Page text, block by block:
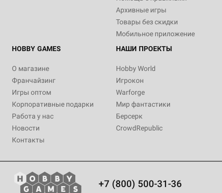
Архивные игры
Товары без скидки
Мобильное приложение
HOBBY GAMES
О магазине
Франчайзинг
Игры оптом
Корпоративные подарки
Работа у нас
Новости
Контакты
НАШИ ПРОЕКТЫ
Hobby World
Игрокон
Warforge
Мир фантастики
Берсерк
CrowdRepublic
+7 (800) 500-31-36